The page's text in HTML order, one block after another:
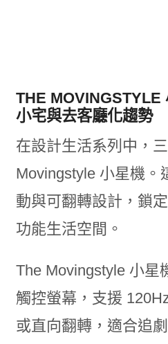
THE MOVINGSTYLE
小宅與去客廳化趨勢
在設計生活系列中，
Movingstyle 小星機。
動與可翻轉設計，鎖
功能生活空間。
The Movingstyle 小星
觸控螢幕，支援
或直向翻轉，適合追